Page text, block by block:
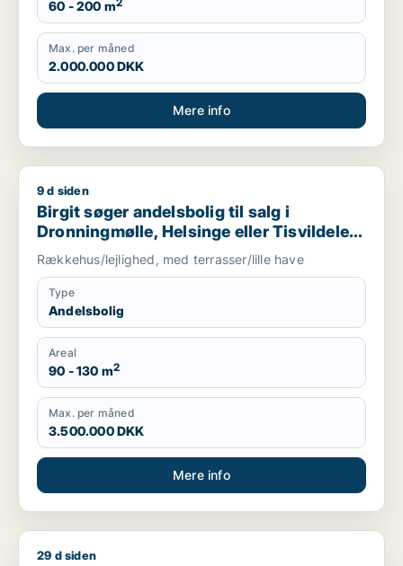
60 - 200 m2
Max. per måned
2.000.000 DKK
Mere info
Birgit søger andelsbolig til salg i Dronningmølle, Helsinge
9 d siden
Birgit søger andelsbolig til salg i
Dronningmølle, Helsinge eller Tisvildeleje
m.fl.
Rækkehus/lejlighed, med terrasser/lille have
Type
Andelsbolig
Areal
90 - 130 m2
Max. per måned
3.500.000 DKK
Mere info
Jeg søger andelsbolig til salg i Gilleleje
29 d siden